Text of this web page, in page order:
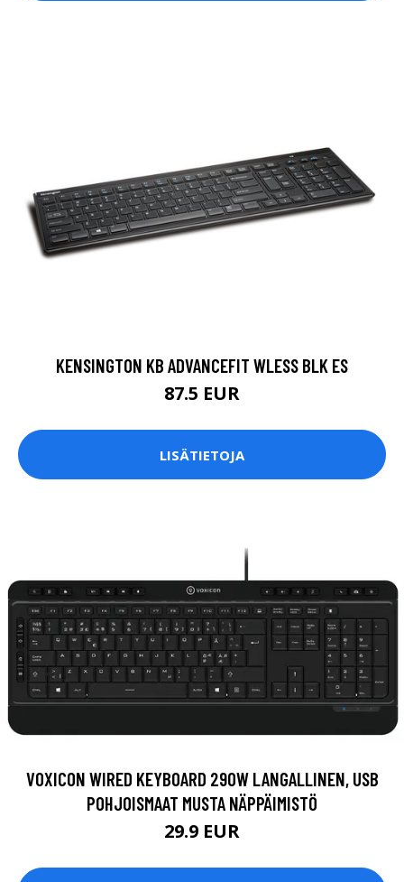
KENSINGTON KB ADVANCEFIT WLESS BLK ES
87.5 EUR
LISÄTIETOJA
VOXICON WIRED KEYBOARD 290W LANGALLINEN, USB
POHJOISMAAT MUSTA NÄPPÄIMISTÖ
29.9 EUR